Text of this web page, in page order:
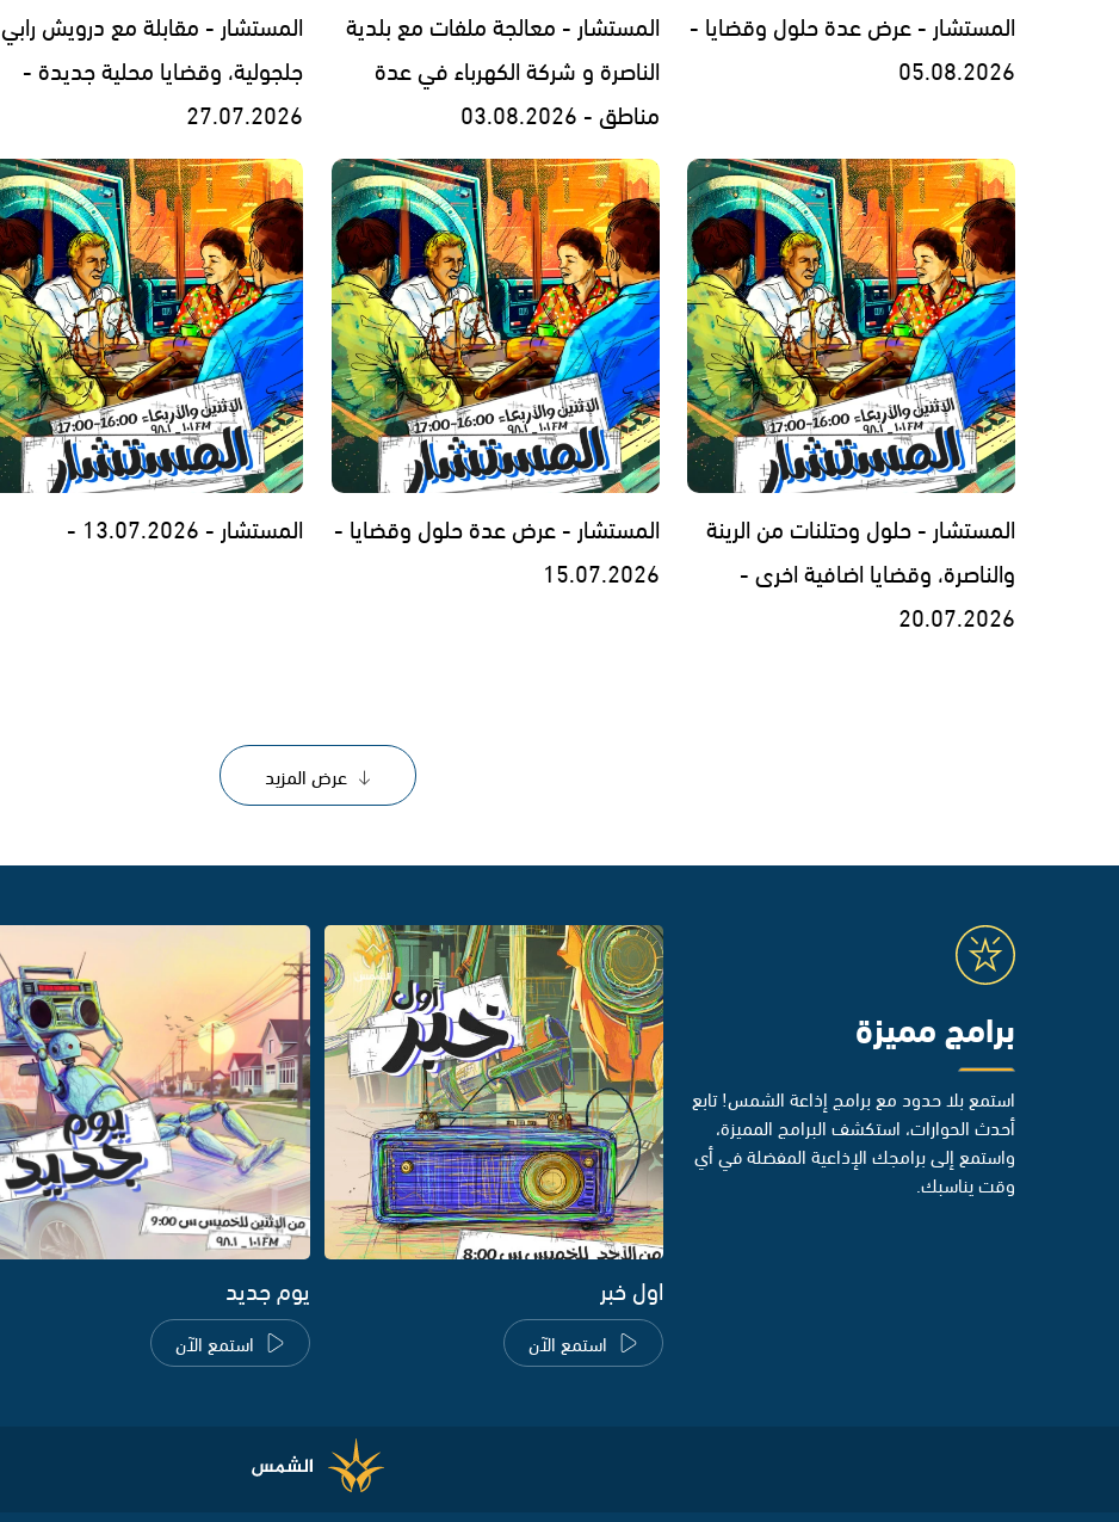
المستشار - عرض عدة حلول وقضايا -
05.08.2026
المستشار - معالجة ملفات مع بلدية
الناصرة و شركة الكهرباء في عدة
مناطق - 03.08.2026
المستشار - مقابلة مع درويش رابي
جلجولية، وقضايا محلية جديدة -
27.07.2026
المستشار - حلول وحتلنات من الرينة
والناصرة، وقضايا اضافية اخرى -
20.07.2026
المستشار - عرض عدة حلول وقضايا -
15.07.2026
المستشار - 13.07.2026 -
عرض المزيد
برامج مميزة
استمع بلا حدود مع برامج إذاعة الشمس! تابع
أحدث الحوارات، استكشف البرامج المميزة،
واستمع إلى برامجك الإذاعية المفضلة في أي
وقت يناسبك.
اول خبر
استمع الآن
يوم جديد
استمع الآن